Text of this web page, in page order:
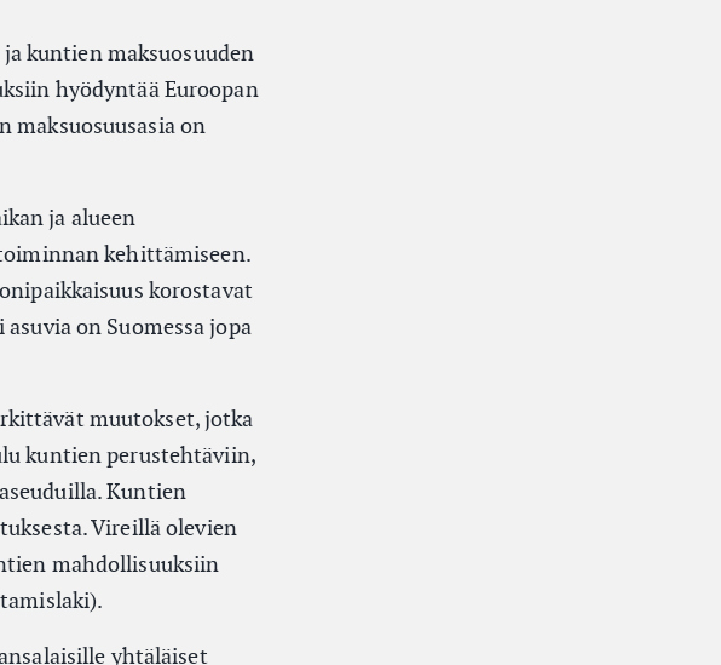
kuntien maksuosuuden
hyödyntää Euroopan
on
ja alueen
kehittämiseen.
korostavat
on Suomessa jopa
muutokset, jotka
kuntien perustehtäviin,
Kuntien
Vireillä olevien
mahdollisuuksiin
yhtäläiset